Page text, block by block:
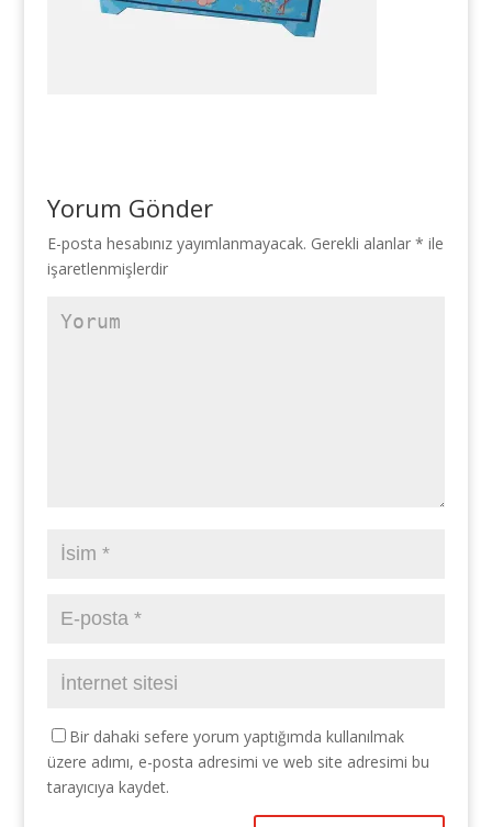
Yorum Gönder
E-posta hesabınız yayımlanmayacak. Gerekli alanlar * ile
işaretlenmişlerdir
Bir dahaki sefere yorum yaptığımda kullanılmak
üzere adımı, e-posta adresimi ve web site adresimi bu
tarayıcıya kaydet.